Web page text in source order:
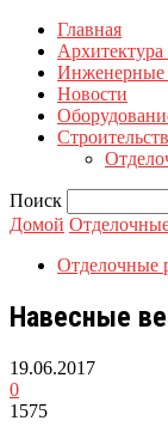
Главная
Архитектура
Инженерные
Новости
Поиск
Домой
Отделочные
Навесные
19.06.2017
0
1575